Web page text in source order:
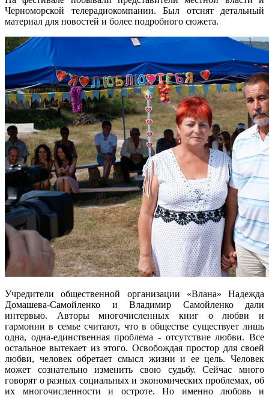
Черноморской телерадиокомпании. Был отснят детальный
материал для новостей и более подробного сюжета.
Учредители общественной организации «Влана» Надежда
Домашева-Самойленко и Владимир Самойленко дали
интервью. Авторы многочисленных книг о любви и
гармонии в семье считают, что в обществе существует лишь
одна, одна-единственная проблема - отсутствие любви. Все
остальное вытекает из этого. Освобождая простор для своей
любви, человек обретает смысл жизни и ее цель. Человек
может сознательно изменить свою судьбу. Сейчас много
говорят о разных социальных и экономических проблемах, об
их многочисленности и остроте. Но именно любовь и